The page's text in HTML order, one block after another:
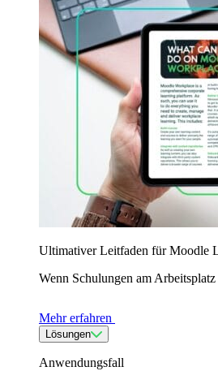
Ultimativer Leitfaden für Moodle
Wenn Schulungen am
Mehr erfahren
Lösungen
Anwendungsfall